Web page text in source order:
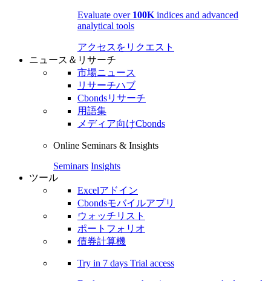
Evaluate over 100K indices and advanced
analytical tools
アクセスをリクエスト
ニュース＆リサーチ
市場ニュース
リサーチハブ
Cbondsリサーチ
用語集
メディア向けCbonds
Online Seminars & Insights
Seminars Insights
ツール
Excelアドイン
Cbondsモバイルアプリ
ウォッチリスト
ポートフォリオ
債券計算機
Try in 7 days Trial access